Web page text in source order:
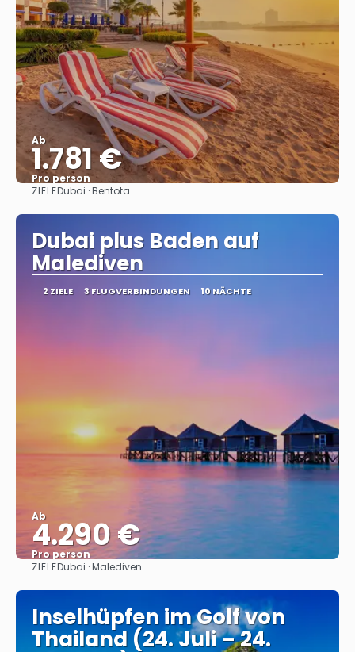
Ab
1.781 €
Pro person
ZIELEDubai · Bentota
Dubai plus Baden auf
Malediven
2 ZIELE 3 FLUGVERBINDUNGEN 10 NÄCHTE
Ab
4.290 €
Pro person
ZIELEDubai · Malediven
Inselhüpfen im Golf von
Thailand (24. Juli – 24.